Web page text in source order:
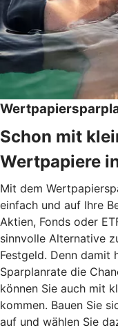
Schon mit
Wertpapiere
Mit dem
einfach und auf Ihre
Aktien, Fonds oder
sinnvolle Alternative
Festgeld. Denn damit
Sparplanrate die
können Sie auch mit
kommen. Bauen Sie
auf und wählen Sie